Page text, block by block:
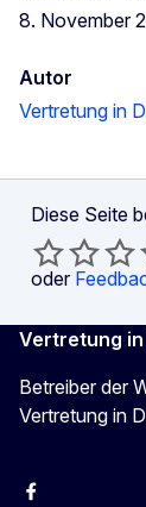
8. November
Autor
Vertretung in
Diese Seite
oder
Vertretung
Betreiber der
Vertretung in
facebook